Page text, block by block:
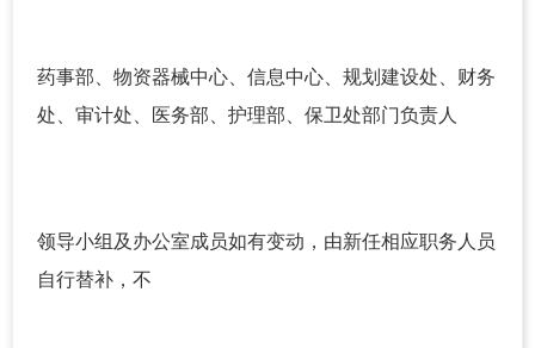
药事部、物资器械中心、信息中心、规划建设处、财务
处、审计处、医务部、护理部、保卫处部门负责人
领导小组及办公室成员如有变动，由新任相应职务人员
自行替补，不